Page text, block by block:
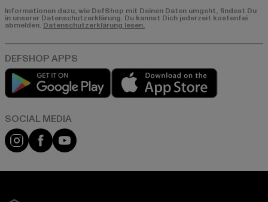
Informationen dazu, wie DefShop mit Deinen Daten umgeht, findest Du
in unserer Datenschutzerklärung. Du kannst Dich jederzeit kostenfei
abmelden. Datenschutzerklärung lesen.
Play market
Instagram
FacebookYouTube